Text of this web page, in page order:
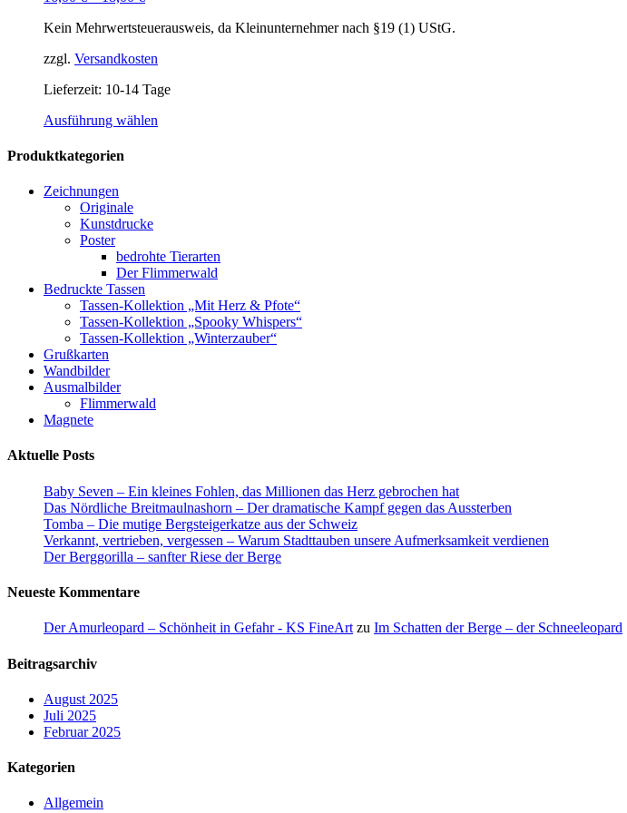
Kein Mehrwertsteuerausweis, da Kleinunternehmer nach §19 (1) UStG.
zzgl. Versandkosten
Lieferzeit: 10-14 Tage
Ausführung wählen
können
auf
der
Produktseite
gewählt
werden
Produktkategorien
Zeichnungen
Originale
Kunstdrucke
Poster
bedrohte Tierarten
Der Flimmerwald
Bedruckte Tassen
Tassen-Kollektion „Mit Herz & Pfote“
Tassen-Kollektion „Spooky Whispers“
Tassen-Kollektion „Winterzauber“
Grußkarten
Wandbilder
Ausmalbilder
Flimmerwald
Magnete
Aktuelle Posts
Baby Seven – Ein kleines Fohlen, das Millionen das Herz gebrochen hat
Das Nördliche Breitmaulnashorn – Der dramatische Kampf gegen das Aussterben
Tomba – Die mutige Bergsteigerkatze aus der Schweiz
Verkannt, vertrieben, vergessen – Warum Stadttauben unsere Aufmerksamkeit verdienen
Der Berggorilla – sanfter Riese der Berge
Neueste Kommentare
Der Amurleopard – Schönheit in Gefahr - KS FineArt zu Im Schatten der Berge – der Schneeleopard
Beitragsarchiv
August 2025
Juli 2025
Februar 2025
Kategorien
Allgemein